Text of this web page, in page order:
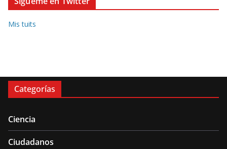
Mis tuits
Categorías
Ciencia
Ciudadanos